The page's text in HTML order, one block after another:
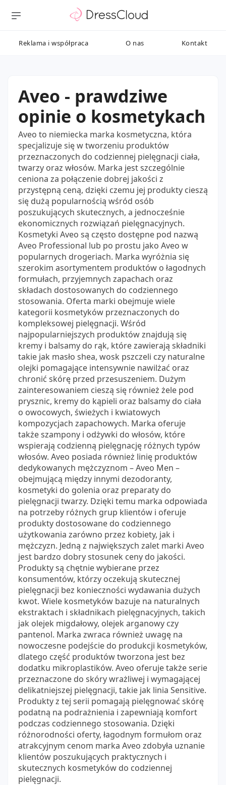
Reklama i współpraca O nas Kontakt
Aveo - prawdziwe
opinie o kosmetykach
Aveo to niemiecka marka kosmetyczna, która
specjalizuje się w tworzeniu produktów
przeznaczonych do codziennej pielęgnacji ciała,
twarzy oraz włosów. Marka jest szczególnie
ceniona za połączenie dobrej jakości z
przystępną ceną, dzięki czemu jej produkty cieszą
się dużą popularnością wśród osób
poszukujących skutecznych, a jednocześnie
ekonomicznych rozwiązań pielęgnacyjnych.
Kosmetyki Aveo są często dostępne pod nazwą
Aveo Professional lub po prostu jako Aveo w
popularnych drogeriach. Marka wyróżnia się
szerokim asortymentem produktów o łagodnych
formułach, przyjemnych zapachach oraz
składach dostosowanych do codziennego
stosowania. Oferta marki obejmuje wiele
kategorii kosmetyków przeznaczonych do
kompleksowej pielęgnacji. Wśród
najpopularniejszych produktów znajdują się
kremy i balsamy do rąk, które zawierają składniki
takie jak masło shea, wosk pszczeli czy naturalne
olejki pomagające intensywnie nawilżać oraz
chronić skórę przed przesuszeniem. Dużym
zainteresowaniem cieszą się również żele pod
prysznic, kremy do kąpieli oraz balsamy do ciała
o owocowych, świeżych i kwiatowych
kompozycjach zapachowych. Marka oferuje
także szampony i odżywki do włosów, które
wspierają codzienną pielęgnację różnych typów
włosów. Aveo posiada również linię produktów
dedykowanych mężczyznom – Aveo Men –
obejmującą między innymi dezodoranty,
kosmetyki do golenia oraz preparaty do
pielęgnacji twarzy. Dzięki temu marka odpowiada
na potrzeby różnych grup klientów i oferuje
produkty dostosowane do codziennego
użytkowania zarówno przez kobiety, jak i
mężczyzn. Jedną z największych zalet marki Aveo
jest bardzo dobry stosunek ceny do jakości.
Produkty są chętnie wybierane przez
konsumentów, którzy oczekują skutecznej
pielęgnacji bez konieczności wydawania dużych
kwot. Wiele kosmetyków bazuje na naturalnych
ekstraktach i składnikach pielęgnacyjnych, takich
jak olejek migdałowy, olejek arganowy czy
pantenol. Marka zwraca również uwagę na
nowoczesne podejście do produkcji kosmetyków,
dlatego część produktów tworzona jest bez
dodatku mikroplastików. Aveo oferuje także serie
przeznaczone do skóry wrażliwej i wymagającej
delikatniejszej pielęgnacji, takie jak linia Sensitive.
Produkty z tej serii pomagają pielęgnować skórę
podatną na podrażnienia i zapewniają komfort
podczas codziennego stosowania. Dzięki
różnorodności oferty, łagodnym formułom oraz
atrakcyjnym cenom marka Aveo zdobyła uznanie
klientów poszukujących praktycznych i
skutecznych kosmetyków do codziennej
pielęgnacji.